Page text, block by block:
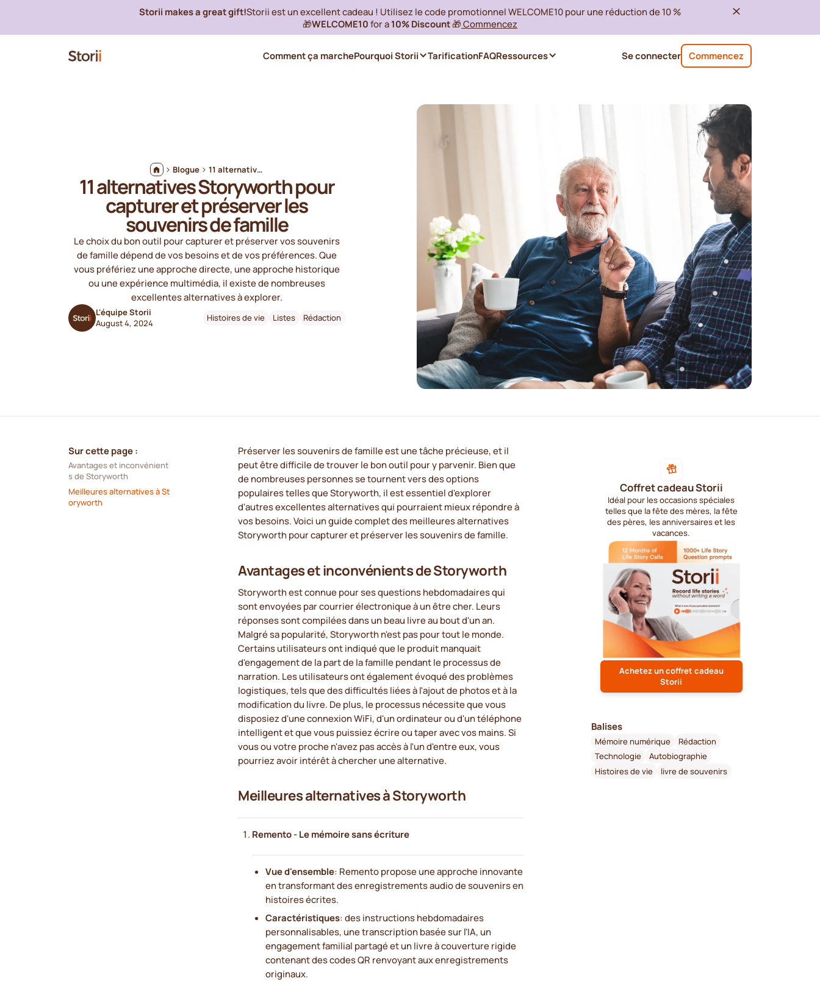
Storii makes a great gift!Storii est un excellent cadeau ! Utilisez le code promotionnel WELCOME10 pour une réduction de 10 %
🎁WELCOME10 for a10% Discount 🎁 Commencez
Se connecter Commencez
Comment ça marchePourquoi Storii TarificationFAQRessources
Blogue 11 alternatives Storyworth pour capturer et préserver les souvenirs de famille
11 alternatives Storyworth pour
capturer et préserver les
souvenirs de famille
Le choix du bon outil pour capturer et préserver vos souvenirs
de famille dépend de vos besoins et de vos préférences. Que
vous préfériez une approche directe, une approche historique
ou une expérience multimédia, il existe de nombreuses
excellentes alternatives à explorer.
L'équipe Storii
August 4, 2024
Histoires de vie Listes Rédaction
Sur cette page :
Avantages et inconvénient
s de Storyworth
Meilleures alternatives à St
oryworth
Préserver les souvenirs de famille est une tâche précieuse, et il
peut être difficile de trouver le bon outil pour y parvenir. Bien que
de nombreuses personnes se tournent vers des options
populaires telles que Storyworth, il est essentiel d'explorer
d'autres excellentes alternatives qui pourraient mieux répondre à
vos besoins. Voici un guide complet des meilleures alternatives
Storyworth pour capturer et préserver les souvenirs de famille.
Avantages et inconvénients de Storyworth
Storyworth est connue pour ses questions hebdomadaires qui
sont envoyées par courrier électronique à un être cher. Leurs
réponses sont compilées dans un beau livre au bout d'un an.
Malgré sa popularité, Storyworth n'est pas pour tout le monde.
Certains utilisateurs ont indiqué que le produit manquait
d'engagement de la part de la famille pendant le processus de
narration. Les utilisateurs ont également évoqué des problèmes
logistiques, tels que des difficultés liées à l'ajout de photos et à la
modification du livre. De plus, le processus nécessite que vous
disposiez d'une connexion WiFi, d'un ordinateur ou d'un téléphone
intelligent et que vous puissiez écrire ou taper avec vos mains. Si
vous ou votre proche n'avez pas accès à l'un d'entre eux, vous
pourriez avoir intérêt à chercher une alternative.
Meilleures alternatives à Storyworth
Remento - Le mémoire sans écriture
Vue d'ensemble: Remento propose une approche innovante
en transformant des enregistrements audio de souvenirs en
histoires écrites.
Caractéristiques: des instructions hebdomadaires
personnalisables, une transcription basée sur l'IA, un
engagement familial partagé et un livre à couverture rigide
contenant des codes QR renvoyant aux enregistrements
originaux.
Coffret cadeau Storii
Idéal pour les occasions spéciales
telles que la fête des mères, la fête
des pères, les anniversaires et les
vacances.
Achetez un coffret cadeau
Storii
Balises
Mémoire numérique
Rédaction
Technologie
Autobiographie
Histoires de vie
livre de souvenirs